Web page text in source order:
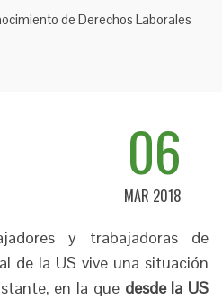
de Derechos Laborales
06
MAR 2018
y trabajadoras de
de la US vive una situación
en la que desde la US